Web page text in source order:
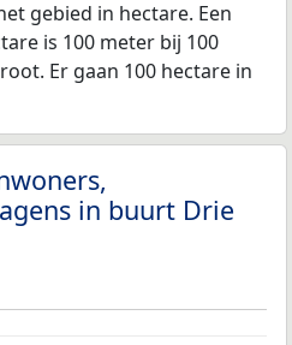
gebied in hectare. Een
is 100 meter bij 100
Er gaan 100 hectare in
in buurt Drie